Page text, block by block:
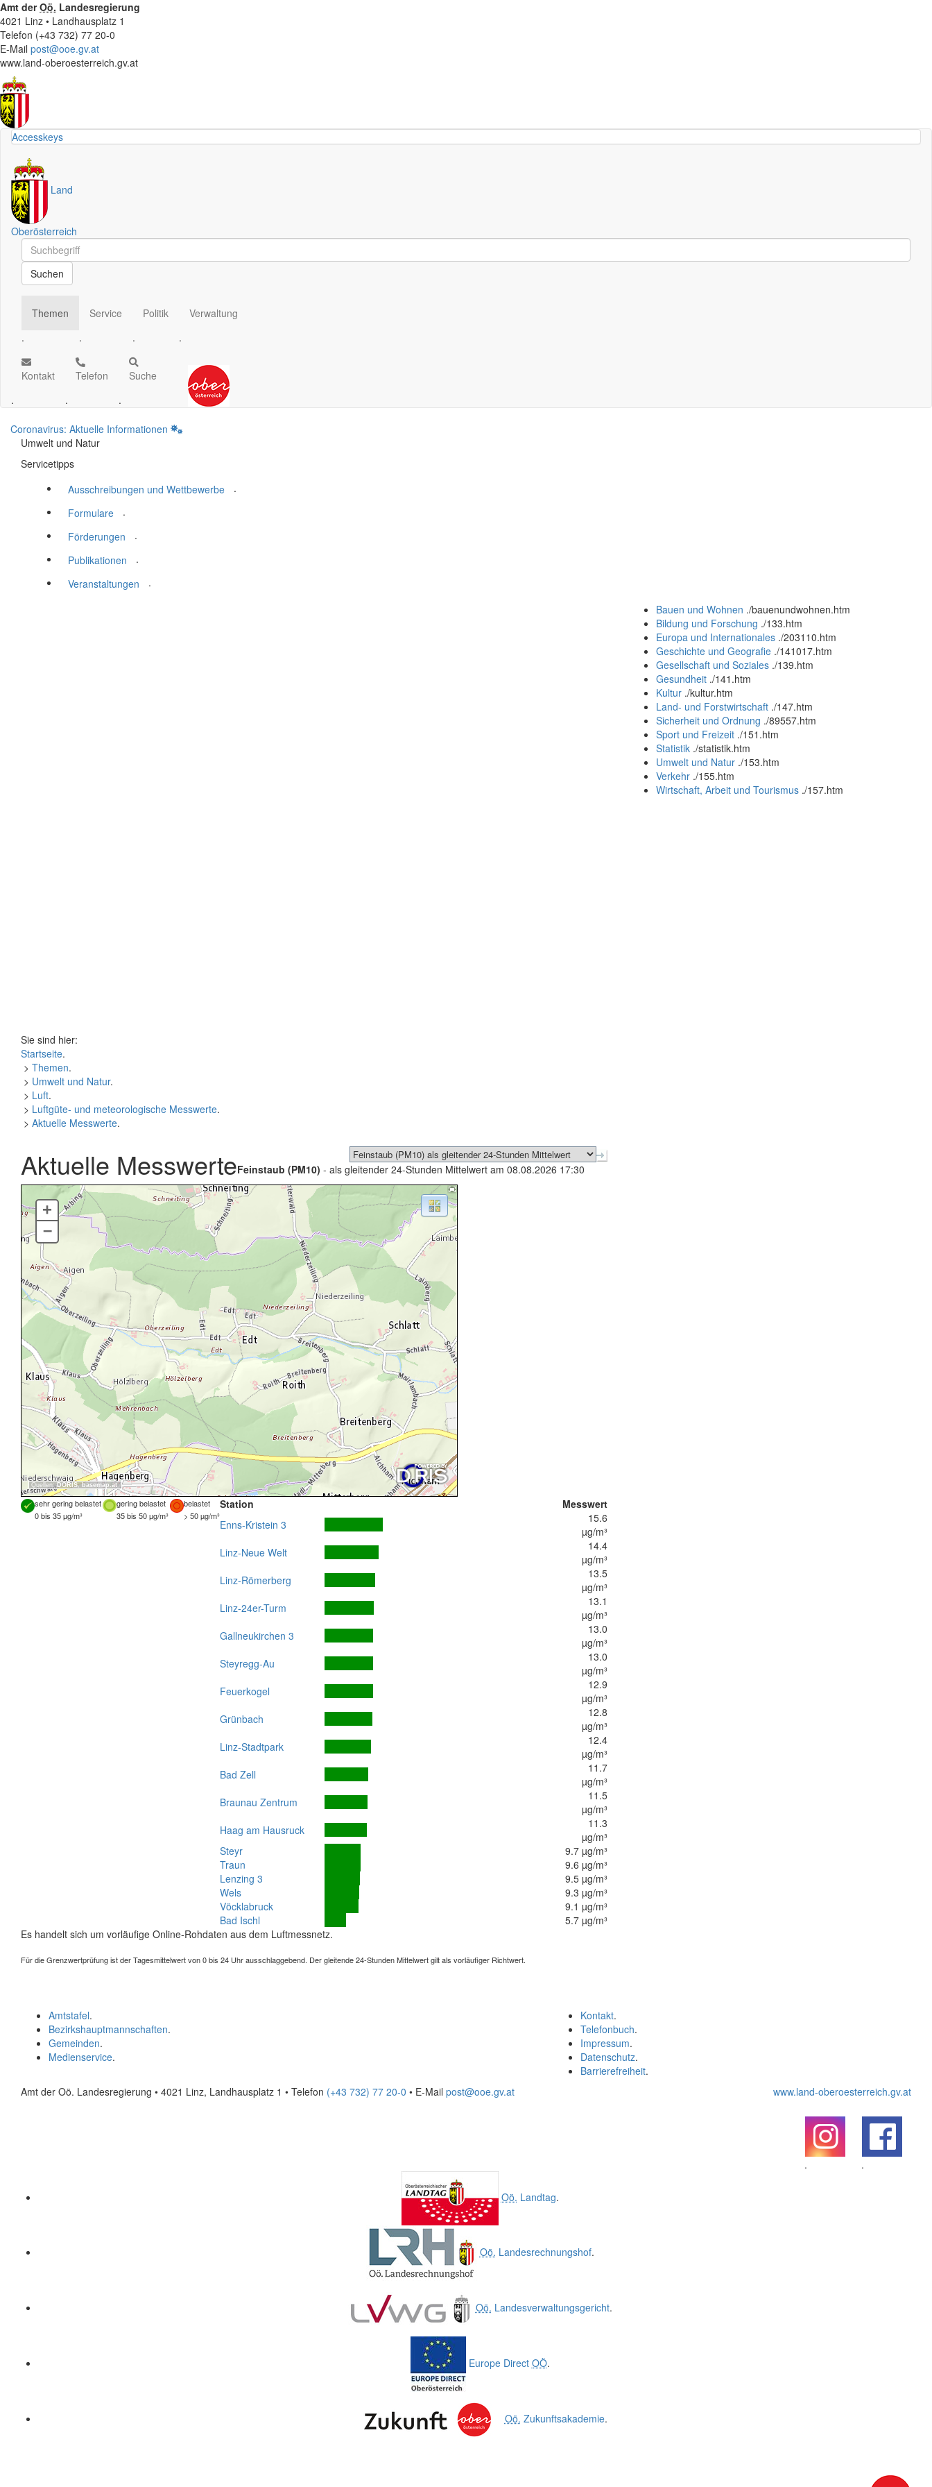
Amt derOö. Landesregierung
4021 Linz • Landhausplatz 1
Telefon (+43 732) 77 20-0
E-Mail post@ooe.gv.at
www.land-oberoesterreich.gv.at
Accesskeys
Land
Oberösterreich
Schnellsuche
Schnellsuche
Suchen
Themen
.
Service
.
Politik
.
Verwaltung
.
Kontakt
.
Telefon
.
Suche
.
Coronavirus: Aktuelle Informationen
Umwelt und Natur
Servicetipps
Ausschreibungen und Wettbewerbe
.
Formulare
.
Förderungen
.
Publikationen
.
Veranstaltungen
.
Bauen und Wohnen ./bauenundwohnen.htm
Bildung und Forschung ./133.htm
Europa und Internationales ./203110.htm
Geschichte und Geografie ./141017.htm
Gesellschaft und Soziales ./139.htm
Gesundheit ./141.htm
Kultur ./kultur.htm
Land- und Forstwirtschaft ./147.htm
Sicherheit und Ordnung ./89557.htm
Sport und Freizeit ./151.htm
Statistik ./statistik.htm
Umwelt und Natur ./153.htm
Verkehr ./155.htm
Wirtschaft, Arbeit und Tourismus ./157.htm
Sie sind hier:
Startseite.
> Themen.
> Umwelt und Natur.
> Luft.
> Luftgüte- und meteorologische Messwerte.
> Aktuelle Messwerte.
Aktuelle MesswerteFeinstaub (PM10) - als gleitender 24-Stunden Mittelwert am 08.08.2026 17:30
Quellen: DORIS,basemap.at
+
–
sehr gering belastet gering belastet
belastet
0 bis 35 µg/m³
35 bis 50 µg/m³ > 50 µg/m³
Station
Messwert
Enns-Kristein 3
15.6
µg/m³
Linz-Neue Welt
14.4
µg/m³
Linz-Römerberg
13.5
µg/m³
Linz-24er-Turm
13.1
µg/m³
Gallneukirchen 3
13.0
µg/m³
Steyregg-Au
13.0
µg/m³
Feuerkogel
12.9
µg/m³
Grünbach
12.8
µg/m³
Linz-Stadtpark
12.4
µg/m³
Bad Zell
11.7
µg/m³
Braunau Zentrum
11.5
µg/m³
Haag am Hausruck
11.3
µg/m³
Steyr
9.7 µg/m³
Traun
9.6 µg/m³
Lenzing 3
9.5 µg/m³
Wels
9.3 µg/m³
Vöcklabruck
9.1 µg/m³
Bad Ischl
5.7 µg/m³
Es handelt sich um vorläufige Online-Rohdaten aus dem Luftmessnetz.
Für die Grenzwertprüfung ist der Tagesmittelwert von 0 bis 24 Uhr ausschlaggebend. Der gleitende 24-Stunden Mittelwert gilt als vorläufiger Richtwert.
Kontakt.
Telefonbuch.
Impressum.
Datenschutz.
Barrierefreiheit.
Amtstafel.
Bezirkshauptmannschaften.
Gemeinden.
Medienservice.
Amt der Oö. Landesregierung • 4021 Linz, Landhausplatz 1 • Telefon (+43 732) 77 20-0 • E-Mail post@ooe.gv.at www.land-oberoesterreich.gv.at
.
.
Oö. Landtag.
Oö. Landesrechnungshof.
Oö. Landesverwaltungsgericht.
Europe Direct OÖ.
Oö. Zukunftsakademie.